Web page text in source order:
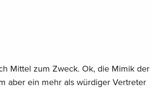
Mittel zum Zweck. Ok, die Mimik der
aber ein mehr als würdiger Vertreter